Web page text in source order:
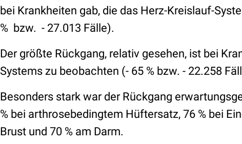
bei Krankheiten gab, die das Herz-Kreislauf-
% bzw. - 27.013 Fälle).
Der größte Rückgang, relativ gesehen, ist bei
Systems zu beobachten (- 65 % bzw. - 22.258
Besonders stark war der Rückgang
% bei arthrosebedingtem Hüftersatz, 76 % bei
Brust und 70 % am Darm.